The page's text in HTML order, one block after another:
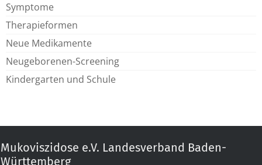
Symptome
Therapieformen
Neue Medikamente
Neugeborenen-Screening
Kindergarten und Schule
Mukoviszidose e.V. Landesverband Baden-
Württemberg